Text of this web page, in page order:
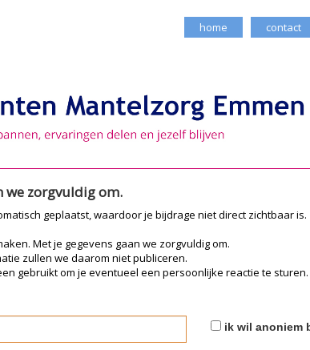
home contact
we zorgvuldig om.
geplaatst, waardoor je bijdrage niet direct zichtbaar is.
Met je gegevens gaan we zorgvuldig om.
zullen we daarom niet publiceren.
gebruikt om je eventueel een persoonlijke reactie te sturen.
ik wil anoniem